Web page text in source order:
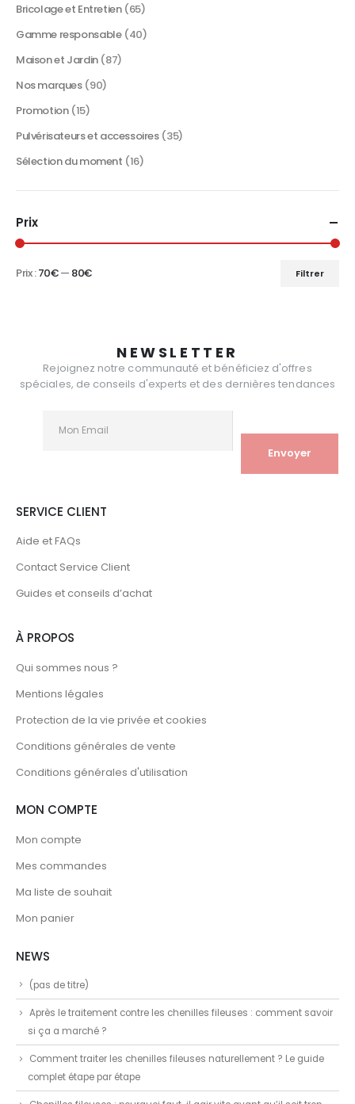
Bricolage et Entretien (65)
Gamme responsable (40)
Maison et Jardin (87)
Nos marques (90)
Promotion (15)
Pulvérisateurs et accessoires (35)
Sélection du moment (16)
Prix
Filtrer
Prix :70€— 80€
NEWSLETTER
Rejoignez notre communauté et bénéficiez d'offres
spéciales, de conseils d'experts et des dernières tendances
SERVICE CLIENT
Aide et FAQs
Contact Service Client
Guides et conseils d’achat
À PROPOS
Qui sommes nous ?
Mentions légales
Protection de la vie privée et cookies
Conditions générales de vente
Conditions générales d'utilisation
MON COMPTE
Mon compte
Mes commandes
Ma liste de souhait
Mon panier
NEWS
(pas de titre)
Après le traitement contre les chenilles fileuses : comment savoir
si ça a marché ?
Comment traiter les chenilles fileuses naturellement ? Le guide
complet étape par étape